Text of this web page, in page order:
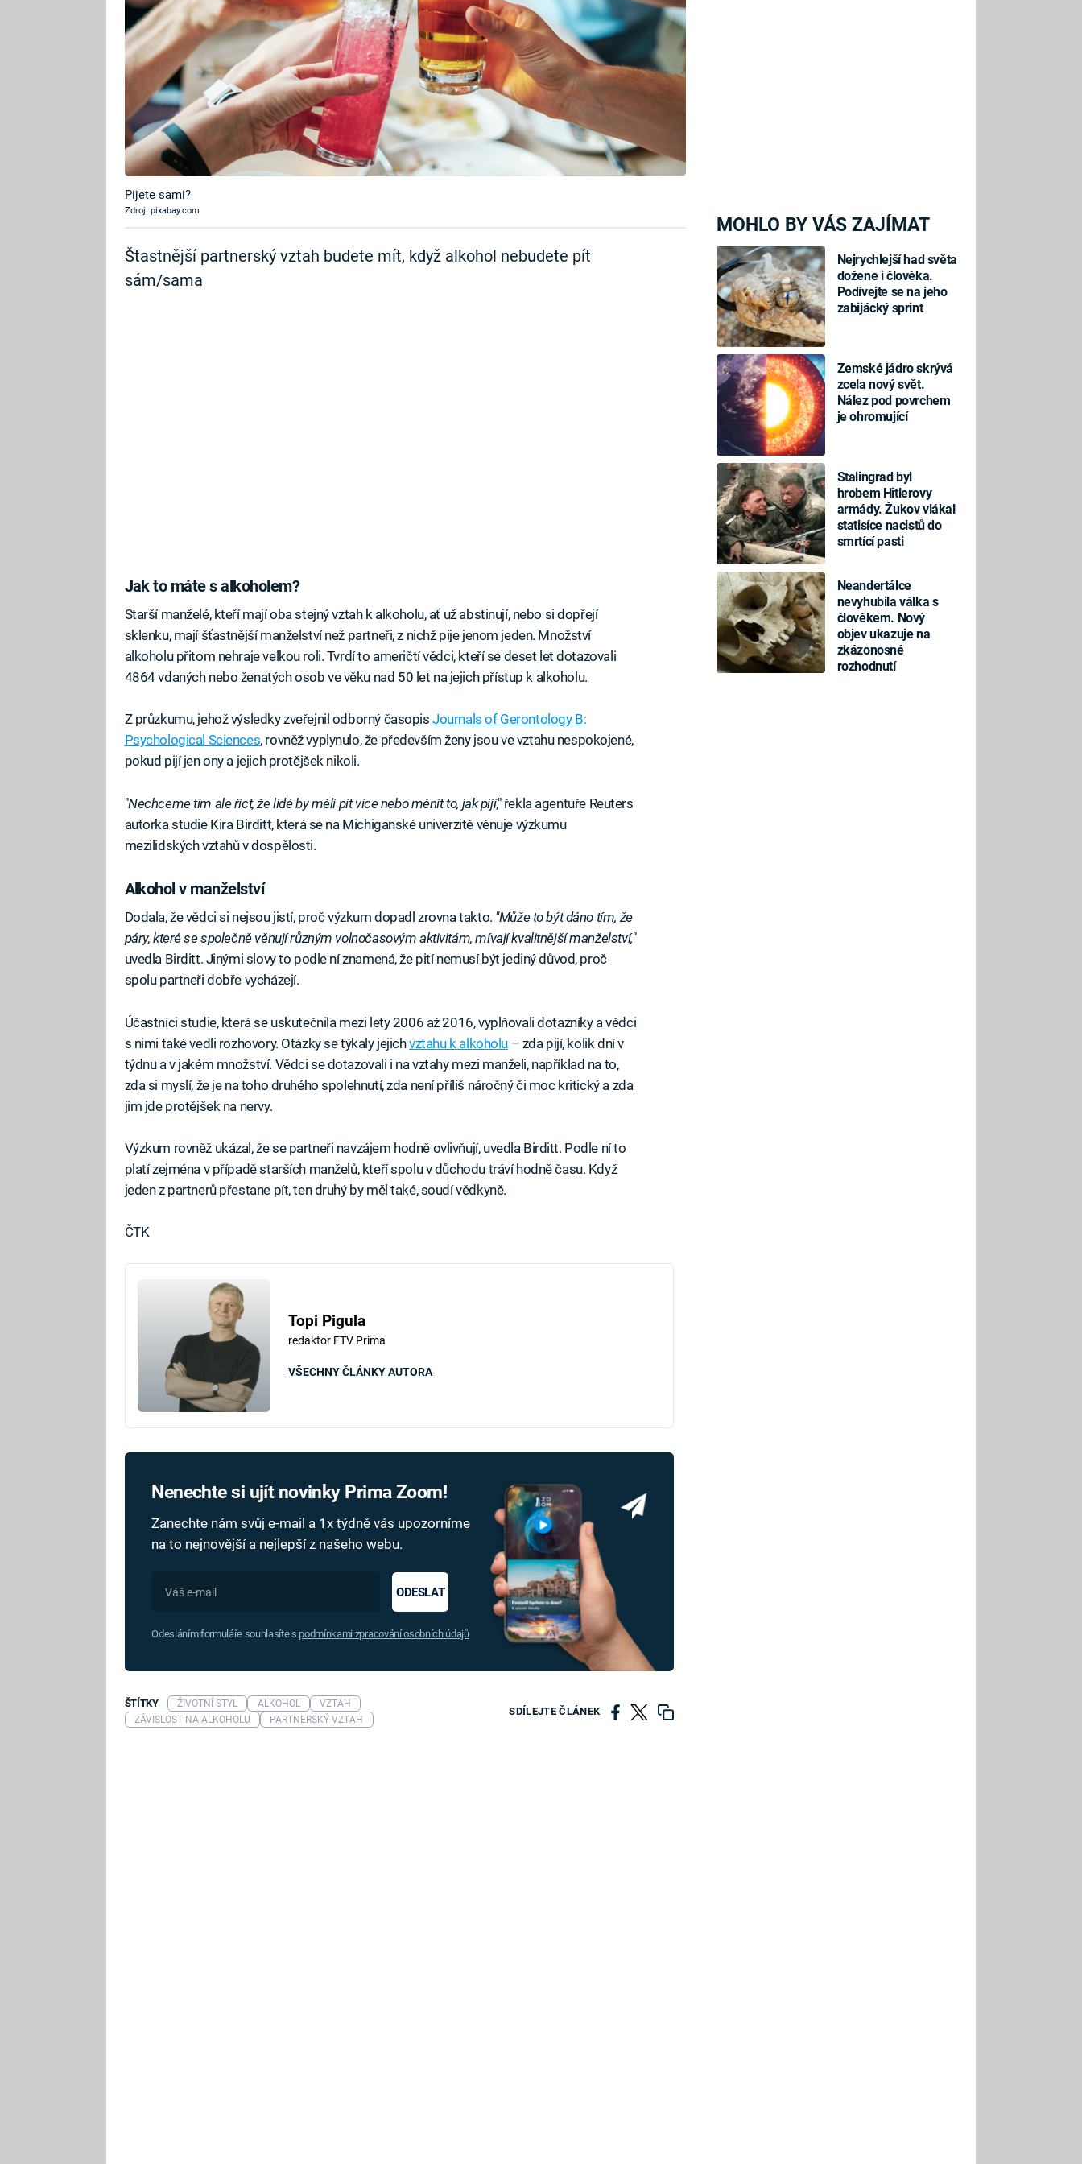
MOHLO BY VÁS ZAJÍMAT
Nejrychlejší had světa
dožene i člověka.
Podívejte se na jeho
zabijácký sprint
Zemské jádro skrývá
zcela nový svět.
Nález pod povrchem
je ohromující
Stalingrad byl
hrobem Hitlerovy
armády. Žukov vlákal
statisíce nacistů do
smrtící pasti
Neandertálce
nevyhubila válka s
člověkem. Nový
objev ukazuje na
zkázonosné
rozhodnutí
Pijete sami?
Zdroj: pixabay.com
Štastnější partnerský vztah budete mít, když alkohol nebudete pít
sám/sama
Jak to máte s alkoholem?
Starší manželé, kteří mají oba stejný vztah k alkoholu, ať už abstinují, nebo si dopřejí
sklenku, mají šťastnější manželství než partneři, z nichž pije jenom jeden. Množství
alkoholu přitom nehraje velkou roli. Tvrdí to američtí vědci, kteří se deset let dotazovali
4864 vdaných nebo ženatých osob ve věku nad 50 let na jejich přístup k alkoholu.
Z průzkumu, jehož výsledky zveřejnil odborný časopisJournals of Gerontology B:
Psychological Sciences, rovněž vyplynulo, že především ženy jsou ve vztahu nespokojené,
pokud pijí jen ony a jejich protějšek nikoli.
"Nechceme tím ale říct, že lidé by měli pít více nebo měnit to, jak pijí," řekla agentuře Reuters
autorka studie Kira Birditt, která se na Michiganské univerzitě věnuje výzkumu
mezilidských vztahů v dospělosti.
Alkohol v manželství
Dodala, že vědci si nejsou jistí, proč výzkum dopadl zrovna takto. "Může to být dáno tím, že
páry, které se společně věnují různým volnočasovým aktivitám, mívají kvalitnější manželství,"
uvedla Birditt. Jinými slovy to podle ní znamená, že pití nemusí být jediný důvod, proč
spolu partneři dobře vycházejí.
Účastníci studie, která se uskutečnila mezi lety 2006 až 2016, vyplňovali dotazníky a vědci
s nimi také vedli rozhovory. Otázky se týkaly jejichvztahu k alkoholu– zda pijí, kolik dní v
týdnu a v jakém množství. Vědci se dotazovali i na vztahy mezi manželi, například na to,
zda si myslí, že je na toho druhého spolehnutí, zda není příliš náročný či moc kritický a zda
jim jde protějšek na nervy.
Výzkum rovněž ukázal, že se partneři navzájem hodně ovlivňují, uvedla Birditt. Podle ní to
platí zejména v případě starších manželů, kteří spolu v důchodu tráví hodně času. Když
jeden z partnerů přestane pít, ten druhý by měl také, soudí vědkyně.
ČTK
Topi Pigula
redaktor FTV Prima
VŠECHNY ČLÁNKY AUTORA
Nenechte si ujít novinky Prima Zoom!
Zanechte nám svůj e-mail a 1x týdně vás upozorníme
na to nejnovější a nejlepší z našeho webu.
ODESLAT
Odesláním formuláře souhlasíte s podmínkami zpracování osobních údajů
SDÍLEJTE ČLÁNEK
ŠTÍTKY ŽIVOTNÍ STYL ALKOHOL
VZTAH
ZÁVISLOST NA ALKOHOLU
PARTNERSKÝ VZTAH